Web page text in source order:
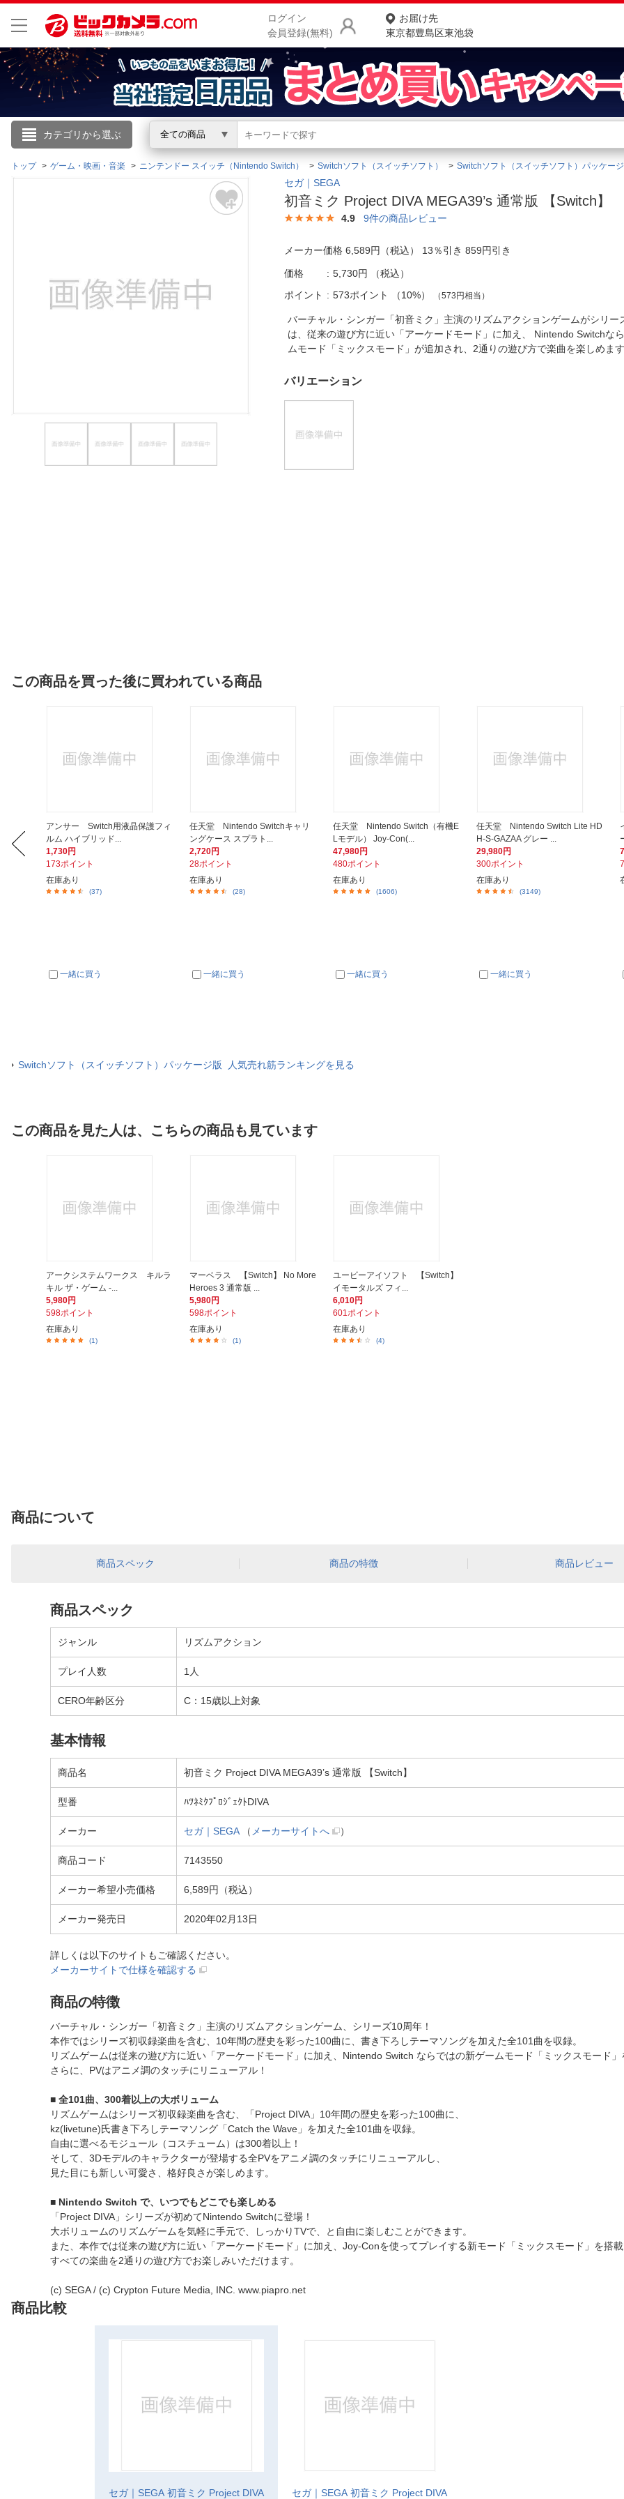
ログイン
会員登録(無料)
お届け先
東京都豊島区東池袋
カテゴリから選ぶ 全ての商品
こんにちは
ログイン
閲覧履歴
商品をさがす
ランキングからさがす
お客様サポート
ご利用ガイド
よくある質問・お問合せ
ご利用規約
トップ ゲーム・映画・音楽 ニンテンドー スイッチ（Nintendo Switch） Switchソフト（スイッチソフト） Switchソフト（スイッチソフト）パッケー
セガ｜SEGA
初音ミク Project DIVA MEGA39’s 通常版 【Switch】
4.9 9件の商品レビュー
メーカー価格 6,589円（税込） 13％引き 859円引き
価格 5,730円
（税込）
ポイント
573ポイント （10%） （573円相当）
バーチャル・シンガー「初音ミク」主演のリズムアクションゲームがシリー
は、従来の遊び方に近い「アーケードモード」に加え、 Nintendo Switchな
ムモード「ミックスモード」が追加され、2通りの遊び方で楽曲を楽しめ
バリエーション
この商品を買った後に買われている商品
アンサー Switch用液晶保護フィ
ルム ハイブリッド...
1,730円
173ポイント
在庫あり
(37)
一緒に買う
任天堂 Nintendo Switchキャリ
ングケース スプラト...
2,720円
28ポイント
在庫あり
(28)
一緒に買う
任天堂 Nintendo Switch（有機E
Lモデル） Joy-Con(...
47,980円
480ポイント
在庫あり
(1606)
一緒に買う
任天堂 Nintendo Switch Lite HD
H-S-GAZAA グレー ...
29,980円
300ポイント
在庫あり
(3149)
一緒に買う
Switchソフト（スイッチソフト）パッケージ版 人気売れ筋ランキングを見る
この商品を見た人は、こちらの商品も見ています
アークシステムワークス キルラ
キル ザ・ゲーム -...
5,980円
598ポイント
在庫あり
(1)
マーベラス 【Switch】 No More
Heroes 3 通常版 ...
5,980円
598ポイント
在庫あり
(1)
ユービーアイソフト 【Switch】
イモータルズ フィ...
6,010円
601ポイント
在庫あり
(4)
商品について
商品スペック 商品の特徴 商品レビュー
商品スペック
ジャンル リズムアクション
プレイ人数 1人
CERO年齢区分 C：15歳以上対象
基本情報
商品名 初音ミク Project DIVA MEGA39’s 通常版 【Switch】
型番 ﾊﾂﾈﾐｸﾌﾟﾛｼﾞｪｸﾄDIVA
メーカー セガ｜SEGA（ メーカーサイトへ ）
商品コード 7143550
メーカー希望小売価格 6,589円（税込）
メーカー発売日 2020年02月13日
詳しくは以下のサイトもご確認ください。
メーカーサイトで仕様を確認する
商品の特徴
バーチャル・シンガー「初音ミク」主演のリズムアクションゲーム、シリーズ10周年！
本作ではシリーズ初収録楽曲を含む、10年間の歴史を彩った100曲に、書き下ろしテーマソングを加えた全101曲を収録。
リズムゲームは従来の遊び方に近い「アーケードモード」に加え、Nintendo Switch ならではの新ゲームモード「ミックスモード」
さらに、PVはアニメ調のタッチにリニューアル！
■ 全101曲、300着以上の大ボリューム
リズムゲームはシリーズ初収録楽曲を含む、「Project DIVA」10年間の歴史を彩った100曲に、
kz(livetune)氏書き下ろしテーマソング「Catch the Wave」を加えた全101曲を収録。
自由に選べるモジュール（コスチューム）は300着以上！
そして、3Dモデルのキャラクターが登場する全PVをアニメ調のタッチにリニューアルし、
見た目にも新しい可愛さ、格好良さが楽しめます。
■ Nintendo Switch で、いつでもどこでも楽しめる
「Project DIVA」シリーズが初めてNintendo Switchに登場！
大ボリュームのリズムゲームを気軽に手元で、しっかりTVで、と自由に楽しむことができます。
また、本作では従来の遊び方に近い「アーケードモード」に加え、Joy-Conを使ってプレイする新モード「ミックスモード」を搭載
すべての楽曲を2通りの遊び方でお楽しみいただけます。
(c) SEGA / (c) Crypton Future Media, INC. www.piapro.net
商品比較
セガ｜SEGA 初音ミク Project DIVA セガ｜SEGA 初音ミク Project DIVA